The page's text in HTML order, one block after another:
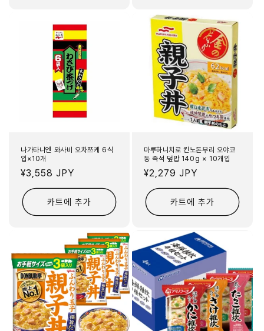
나가타니엔 와사비 오차쯔케 6식
입×10개
정
가
¥3,558 JPY
카트에 추가
마루하니치로 킨노돈부리 오야코
동 즉석 덮밥 140g × 10개입
정
가
¥2,279 JPY
카트에 추가